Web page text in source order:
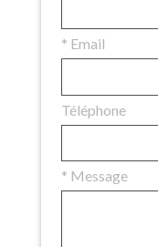
* Email
Téléphone
* Message